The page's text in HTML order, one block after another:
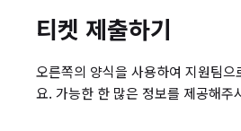
티켓 제출하기
오른쪽의 양식을 사용하여 지원팀
요. 가능한 한 많은 정보를 제공해주